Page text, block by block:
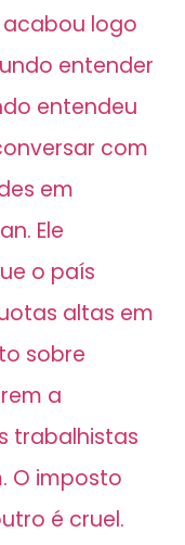
logo
entender
entendeu
com
em
Ele
o país
altas em
sobre
a
trabalhistas
O imposto
é cruel.